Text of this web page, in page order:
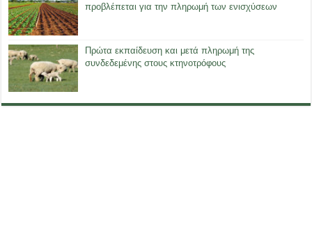
προβλέπεται για την πληρωμή των ενισχύσεων
Πρώτα εκπαίδευση και μετά πληρωμή της
συνδεδεμένης στους κτηνοτρόφους